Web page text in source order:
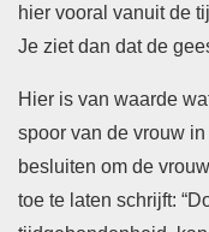
hier vooral vanuit de
Je ziet dan dat de
Hier is van waarde
spoor van de vrouw
besluiten om de
toe te laten schrijft: